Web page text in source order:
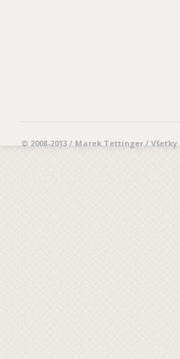
© 2008-2013 / Marek Tettinger /